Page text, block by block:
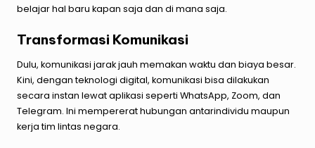
belajar hal baru kapan saja dan di mana saja.
Transformasi Komunikasi
Dulu, komunikasi jarak jauh memakan waktu dan biaya besar.
Kini, dengan teknologi digital, komunikasi bisa dilakukan
secara instan lewat aplikasi seperti WhatsApp, Zoom, dan
Telegram. Ini mempererat hubungan antarindividu maupun
kerja tim lintas negara.